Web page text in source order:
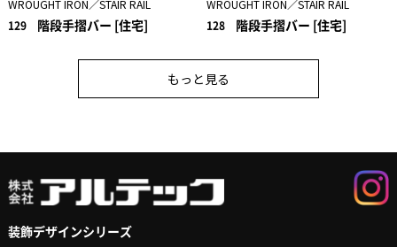
WROUGHT IRON／STAIR RAIL
129 階段手摺バー [住宅]
WROUGHT IRON／STAIR RAIL
128 階段手摺バー [住宅]
もっと見る
装飾デザインシリーズ